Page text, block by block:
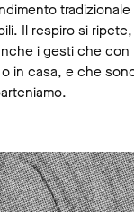
Il respiro si
i gesti che con
in casa, e che